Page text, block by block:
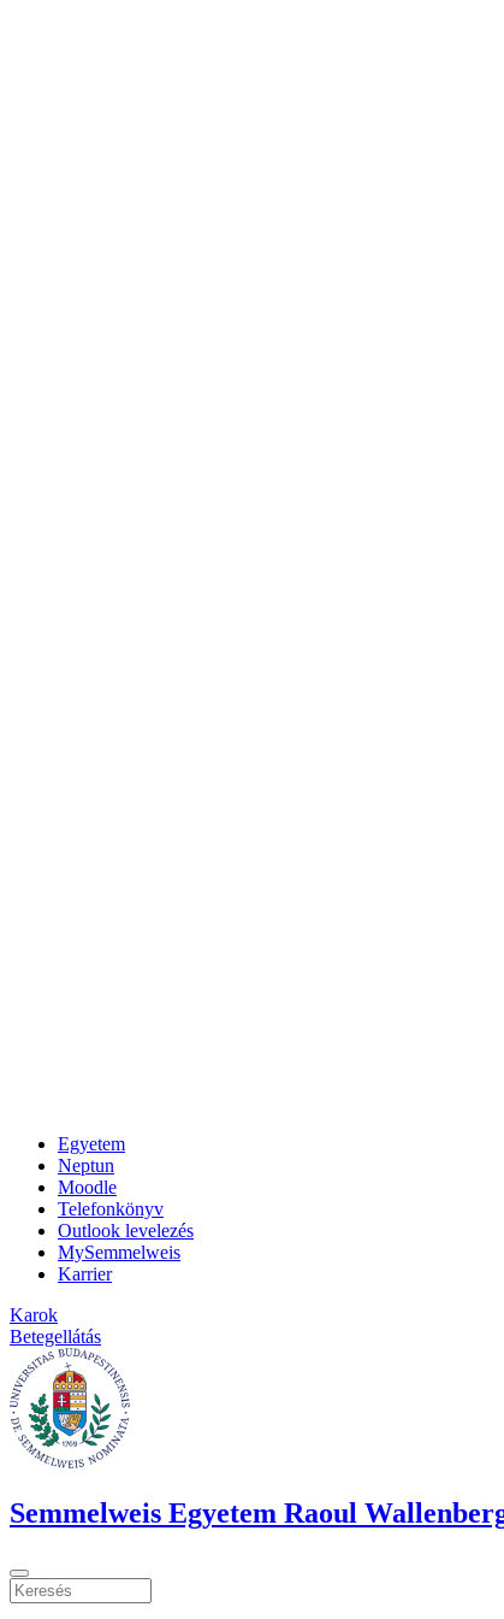
Egyetem
Neptun
Moodle
Telefonkönyv
Outlook levelezés
MySemmelweis
Karrier
Karok
Betegellátás
Semmelweis Egyetem Raoul